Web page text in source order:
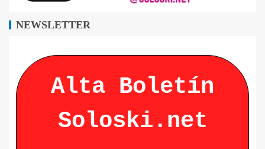
NEWSLETTER
Alta Boletín
Soloski.net